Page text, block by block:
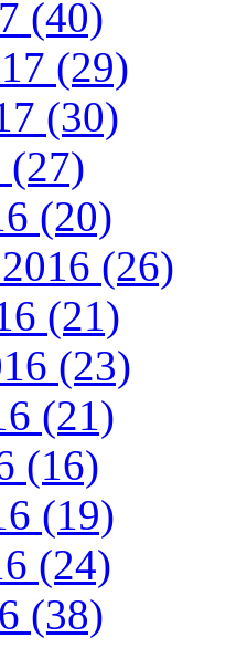
(40)
(29)
(30)
(27)
(20)
(26)
(21)
(23)
(21)
(16)
(19)
(24)
(38)